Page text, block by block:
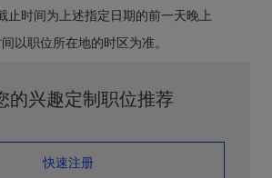
止时间为上述指定日期的前一天晚上
以职位所在地的时区为准。
的兴趣定制职位推荐
​​​​​​​快速注册